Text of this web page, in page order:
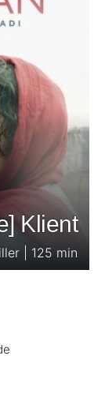
Klient
| 125 min